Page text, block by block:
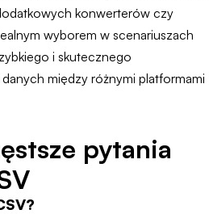
konwerterów czy
wyborem w scenariuszach
i skutecznego
między różnymi platformami
pytania